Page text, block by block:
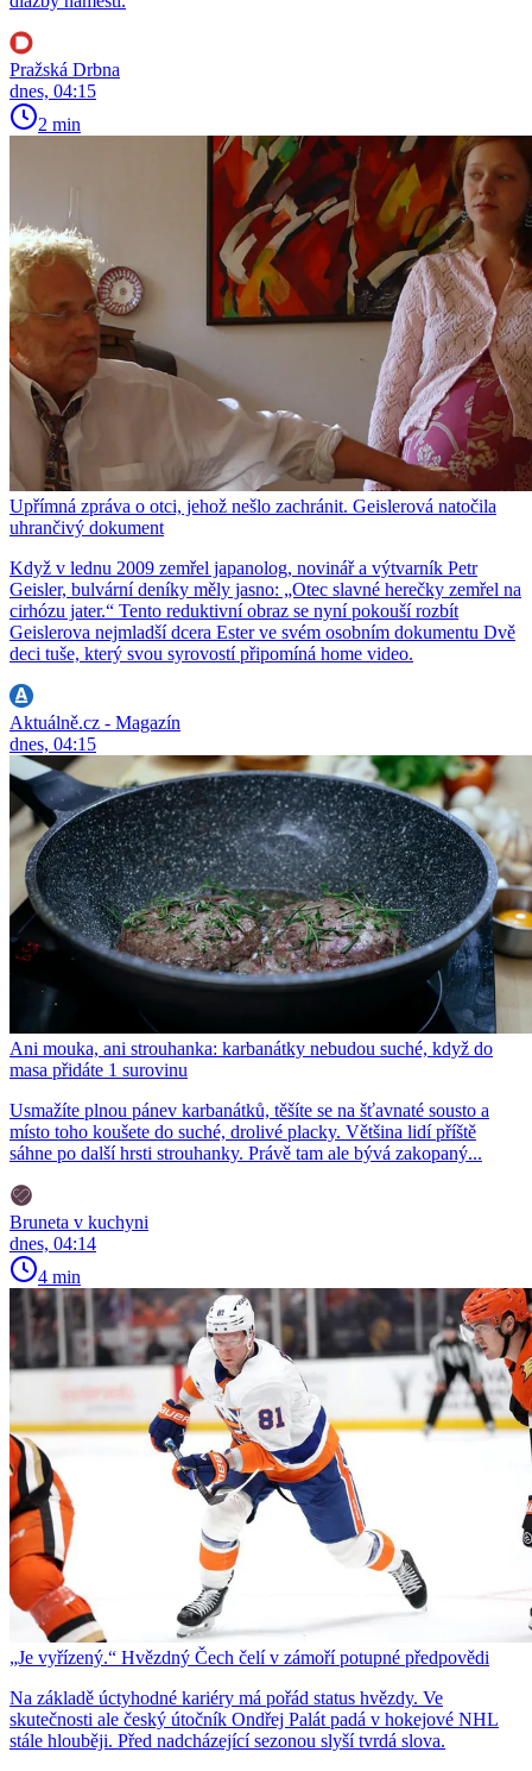
Pražská Drbna
dnes, 04:15
2 min
Upřímná zpráva o otci, jehož nešlo zachránit. Geislerová natočila
uhrančivý dokument
Když v lednu 2009 zemřel japanolog, novinář a výtvarník Petr
Geisler, bulvární deníky měly jasno: „Otec slavné herečky zemřel na
cirhózu jater.“ Tento reduktivní obraz se nyní pokouší rozbít
Geislerova nejmladší dcera Ester ve svém osobním dokumentu Dvě
deci tuše, který svou syrovostí připomíná home video.
Aktuálně.cz - Magazín
dnes, 04:15
Ani mouka, ani strouhanka: karbanátky nebudou suché, když do
masa přidáte 1 surovinu
Usmažíte plnou pánev karbanátků, těšíte se na šťavnaté sousto a
místo toho koušete do suché, drolivé placky. Většina lidí příště
sáhne po další hrsti strouhanky. Právě tam ale bývá zakopaný...
Bruneta v kuchyni
dnes, 04:14
4 min
„Je vyřízený.“ Hvězdný Čech čelí v zámoří potupné předpovědi
Na základě úctyhodné kariéry má pořád status hvězdy. Ve
skutečnosti ale český útočník Ondřej Palát padá v hokejové NHL
stále hlouběji. Před nadcházející sezonou slyší tvrdá slova.